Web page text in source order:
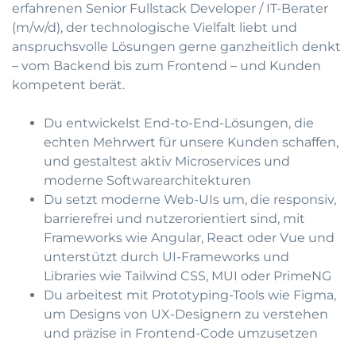
erfahrenen Senior Fullstack Developer / IT-Berater
(m/w/d), der technologische Vielfalt liebt und
anspruchsvolle Lösungen gerne ganzheitlich denkt
– vom Backend bis zum Frontend – und Kunden
kompetent berät.
Du entwickelst End-to-End-Lösungen, die
echten Mehrwert für unsere Kunden schaffen,
und gestaltest aktiv Microservices und
moderne Softwarearchitekturen
Du setzt moderne Web-UIs um, die responsiv,
barrierefrei und nutzerorientiert sind, mit
Frameworks wie Angular, React oder Vue und
unterstützt durch UI-Frameworks und
Libraries wie Tailwind CSS, MUI oder PrimeNG
Du arbeitest mit Prototyping-Tools wie Figma,
um Designs von UX-Designern zu verstehen
und präzise in Frontend-Code umzusetzen